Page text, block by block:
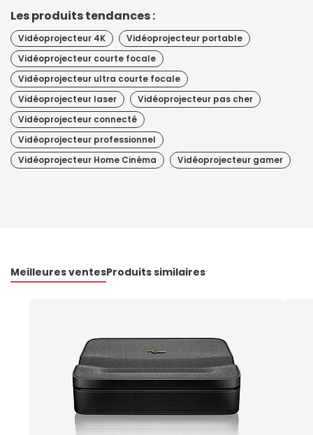
Les produits tendances :
Vidéoprojecteur 4K
Vidéoprojecteur portable
Vidéoprojecteur courte focale
Vidéoprojecteur ultra courte focale
Vidéoprojecteur laser
Vidéoprojecteur pas cher
Vidéoprojecteur connecté
Vidéoprojecteur professionnel
Vidéoprojecteur Home Cinéma
Vidéoprojecteur gamer
Meilleures ventesProduits similaires